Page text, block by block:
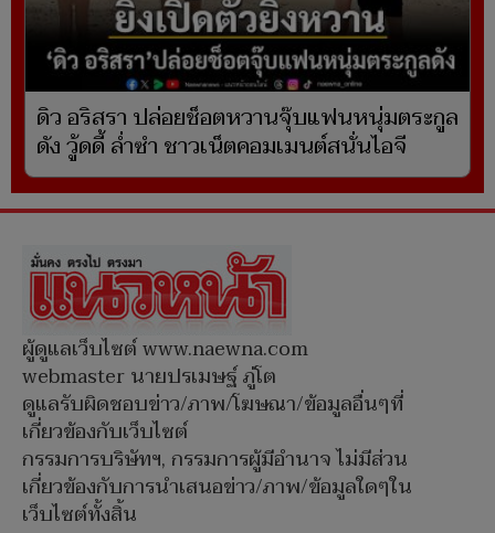
ดิว อริสรา ปล่อยช็อตหวานจุ๊บแฟนหนุ่มตระกูล
ดัง วู้ดดี้ ล่ำซำ ชาวเน็ตคอมเมนต์สนั่นไอจี
ผู้ดูแลเว็บไซต์ www.naewna.com
webmaster นายปรเมษฐ์ ภู่โต
ดูแลรับผิดชอบข่าว/ภาพ/โฆษณา/ข้อมูลอื่นๆที่
เกี่ยวข้องกับเว็บไซต์
กรรมการบริษัทฯ, กรรมการผู้มีอำนาจ ไม่มีส่วน
เกี่ยวข้องกับการนำเสนอข่าว/ภาพ/ข้อมูลใดๆใน
เว็บไซต์ทั้งสิ้น